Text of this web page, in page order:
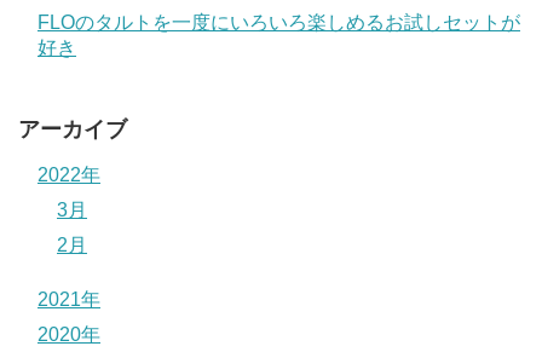
FLOのタルトを一度にいろいろ楽しめるお試しセットが
好き
アーカイブ
2022年
3月
2月
2021年
2020年